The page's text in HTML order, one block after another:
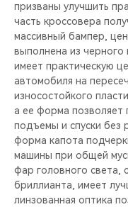
призваны улучшить
часть кроссовера
массивный бампер,
выполнена из черного
имеет практическую
автомобиля на
износостойкого
а ее форма позволяет
подъемы и спуски без
форма капота
машины при общей
фар головного света,
бриллианта, имеет
линзованная оптика